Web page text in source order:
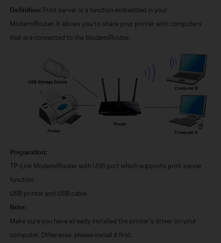
Definition: Print server is a function embedded in your
Modem/Router. It allows you to share your printer with computers
that are connected to the Modem/Router.
Preparation:
TP-Link Modem/Router with USB port which supports print server
function
USB printer and USB cable
Note:
Make sure you have already installed the printer’s driver on your
computer. Otherwise, please install it first.